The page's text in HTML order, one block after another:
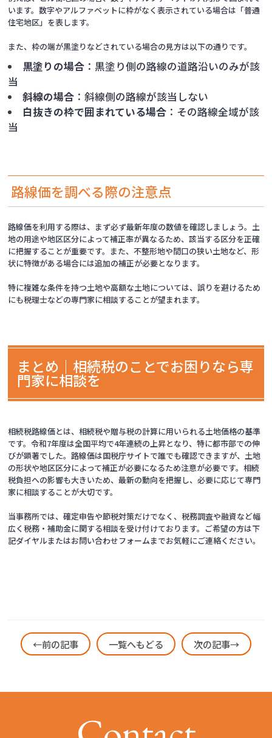
います。数字やアルファベットに枠がなく表示されている場合は「普通
住宅地区」を表します。
また、枠の端が黒塗りなどされている場合の見方は以下の通りです。
黒塗りの場合 ：黒塗り側の路線の道路沿いのみが該
当
斜線の場合 ：斜線側の路線が該当しない
白抜きの枠で囲まれている場合 ：その路線全域が該
当
路線価を調べる際の注意点
路線価を利用する際は、まず必ず最新年度の数値を確認しましょう。土
地の用途や地区区分によって補正率が異なるため、該当する区分を正確
に把握することが重要です。また、不整形地や間口の狭い土地など、形
状に特徴がある場合には追加の補正が必要となります。
特に複雑な条件を持つ土地や高額な土地については、誤りを避けるため
にも税理士などの専門家に相談することが望まれます。
まとめ｜相続税のことでお困りなら専
門家に相談を
相続税路線価とは、相続税や贈与税の計算に用いられる土地価格の基準
です。令和7年度は全国平均で4年連続の上昇となり、特に都市部での伸
びが顕著でした。路線価は国税庁サイトで誰でも確認できますが、土地
の形状や地区区分によって補正が必要になるため注意が必要です。相続
税負担への影響も大きいため、最新の動向を把握し、必要に応じて専門
家に相談することが大切です。
当事務所では、確定申告や節税対策だけでなく、税務調査や融資など幅
広く税務・補助金に関する相談を受け付けております。ご希望の方は下
記ダイヤルまたはお問い合わせフォームまでお気軽にご連絡ください。
←前の記事 一覧へもどる 次の記事→